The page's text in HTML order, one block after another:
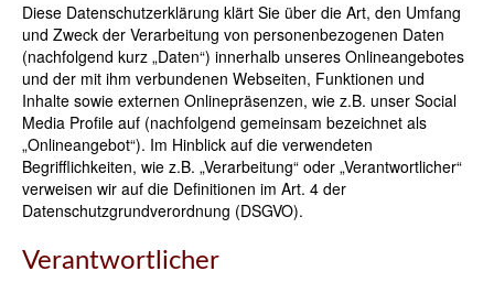
Diese Datenschutzerklärung klärt Sie über die Art, den Umfang
und Zweck der Verarbeitung von personenbezogenen Daten
(nachfolgend kurz „Daten“) innerhalb unseres Onlineangebotes
und der mit ihm verbundenen Webseiten, Funktionen und
Inhalte sowie externen Onlinepräsenzen, wie z.B. unser Social
Media Profile auf (nachfolgend gemeinsam bezeichnet als
„Onlineangebot“). Im Hinblick auf die verwendeten
Begrifflichkeiten, wie z.B. „Verarbeitung“ oder „Verantwortlicher“
verweisen wir auf die Definitionen im Art. 4 der
Datenschutzgrundverordnung (DSGVO).
Verantwortlicher